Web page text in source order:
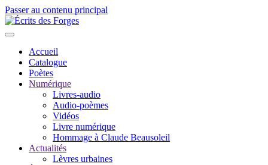
Passer au contenu principal
Accueil
Catalogue
Poètes
Numérique
Livres-audio
Audio-poèmes
Vidéos
Livre numérique
Hommage à Claude Beausoleil
Actualités
Lèvres urbaines